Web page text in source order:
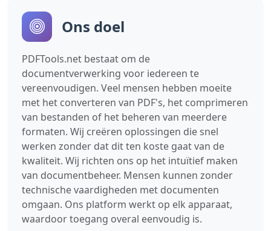
Ons doel
PDFTools.net bestaat om de
documentverwerking voor iedereen te
vereenvoudigen. Veel mensen hebben moeite
met het converteren van PDF's, het comprimeren
van bestanden of het beheren van meerdere
formaten. Wij creëren oplossingen die snel
werken zonder dat dit ten koste gaat van de
kwaliteit. Wij richten ons op het intuïtief maken
van documentbeheer. Mensen kunnen zonder
technische vaardigheden met documenten
omgaan. Ons platform werkt op elk apparaat,
waardoor toegang overal eenvoudig is.